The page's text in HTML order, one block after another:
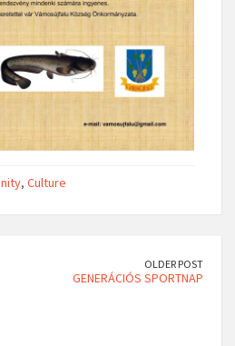
, Culture
OLDER POST
GENERÁCIÓS SPORTNAP